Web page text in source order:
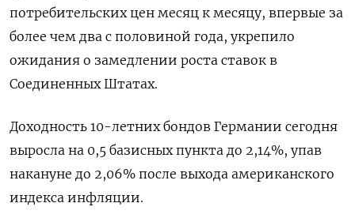
потребительских цен месяц к месяцу, впервые за
более чем два с половиной года, укрепило
ожидания о замедлении роста ставок в
Соединенных Штатах.
Доходность 10-летних бондов Германии сегодня
выросла на 0,5 базисных пункта до 2,14%, упав
накануне до 2,06% после выхода американского
индекса инфляции.